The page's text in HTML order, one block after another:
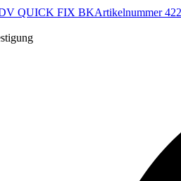
QUICK FIX BKArtikelnummer